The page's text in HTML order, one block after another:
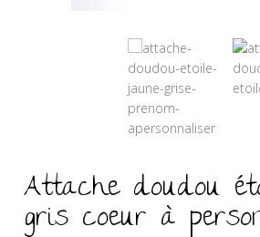
Attache doudou
gris coeur à